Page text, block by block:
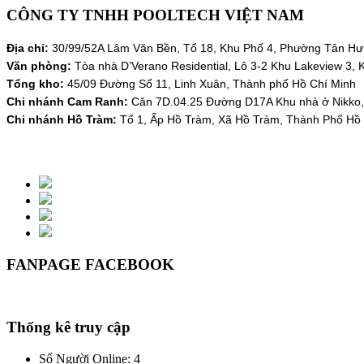
CÔNG TY TNHH POOLTECH VIỆT NAM
Địa chỉ: 30/99/52A Lâm Văn Bền, Tổ 18, Khu Phố 4, Phường Tân
Văn phòng: Tòa nhà D’Verano Residential, Lô 3-2 Khu Lakeview
Tổng kho: 45/09 Đường Số 11, Linh Xuân, Thành phố Hồ Chí Minh
Chi nhánh Cam Ranh: Căn 7D.04.25 Đường D17A Khu nhà ở
Chi nhánh Hồ Tràm: Tổ 1, Ấp Hồ Tràm, Xã Hồ Tràm, Thành Phố Hồ
FANPAGE FACEBOOK
Thống kê truy cập
Số Người Online: 4